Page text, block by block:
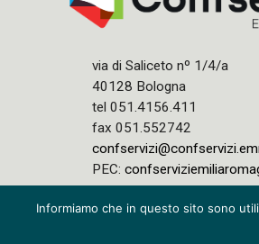
via di Saliceto nº 1/4/a
40128 Bologna
tel 051.4156.411
fax 051.552742
PEC:
Informiamo che in questo sito sono